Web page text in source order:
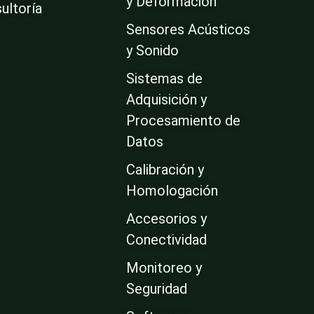
Sensores Acústicos
y Sonido
Sistemas de
Adquisición y
Procesamiento de
Datos
Calibración y
Homologación
Accesorios y
Conectividad
Monitoreo y
Seguridad